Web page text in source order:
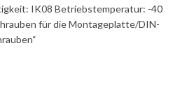
IK08 Betriebstemperatur: -40
für die Montageplatte/DIN-